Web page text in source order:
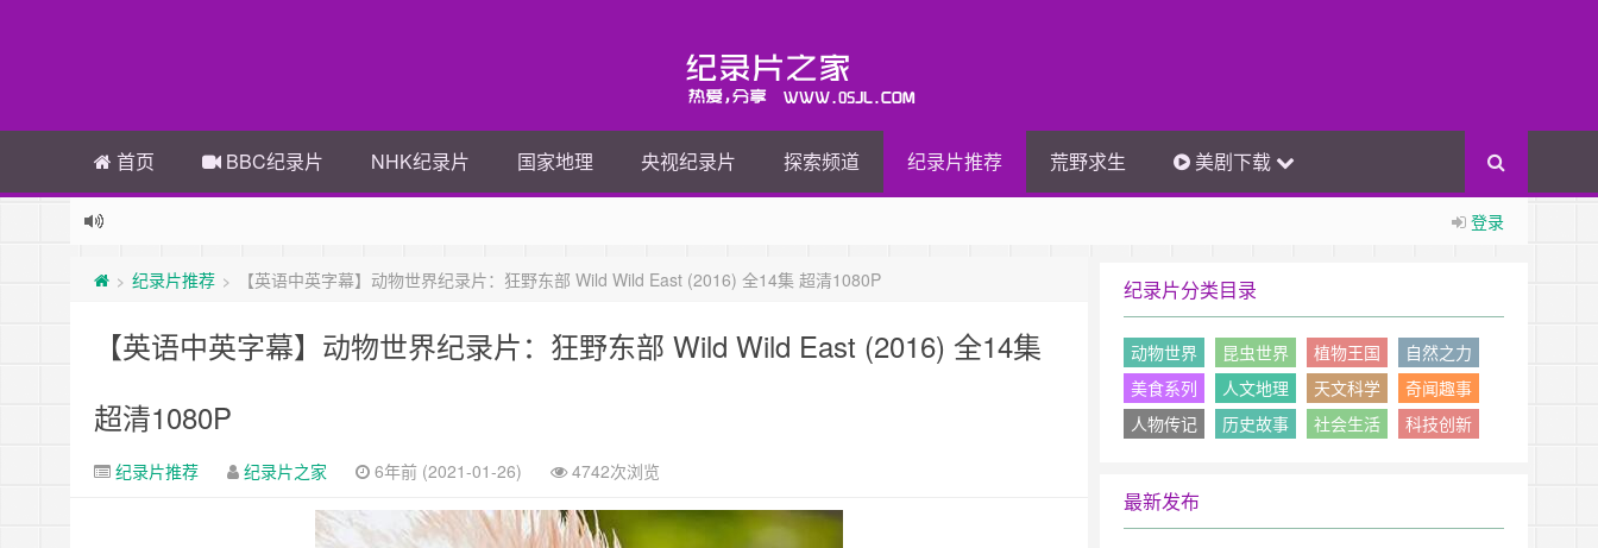
首页 BBC纪录片 NHK纪录片 国家地理 央视纪录片 探索频道 纪录片推荐 荒野求生 美剧下载
登录
> 纪录片推荐 > 【英语中英字幕】动物世界纪录片：狂野东部 Wild Wild East (2016) 全14集 超清1080P
【英语中英字幕】动物世界纪录片：狂野东部 Wild Wild East (2016) 全14集
超清1080P
纪录片推荐 纪录片之家 6年前 (2021-01-26) 4742次浏览
纪录片分类目录
动物世界 昆虫世界 植物王国
自然之力
美食系列
人文地理 天文科学
奇闻趣事
人物传记
历史故事 社会生活 科技创新
最新发布